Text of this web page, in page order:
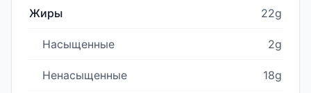
Жиры 22g
Насыщенные 2g
Ненасыщенные 18g